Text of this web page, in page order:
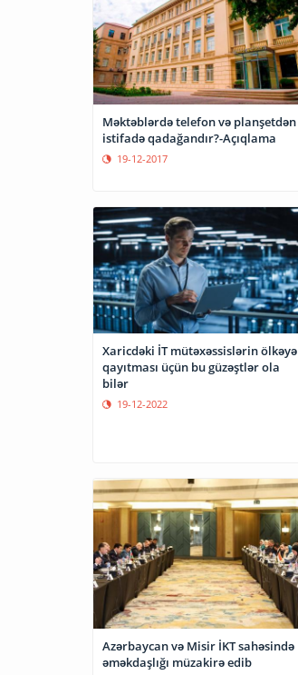
Məktəblərdə telefon və planşetdən
istifadə qadağandır?-Açıqlama
19-12-2017
Xaricdəki İT mütəxəssislərin ölkəyə
qayıtması üçün bu güzəştlər ola
bilər
19-12-2022
Azərbaycan və Misir İKT sahəsində
əməkdaşlığı müzakirə edib